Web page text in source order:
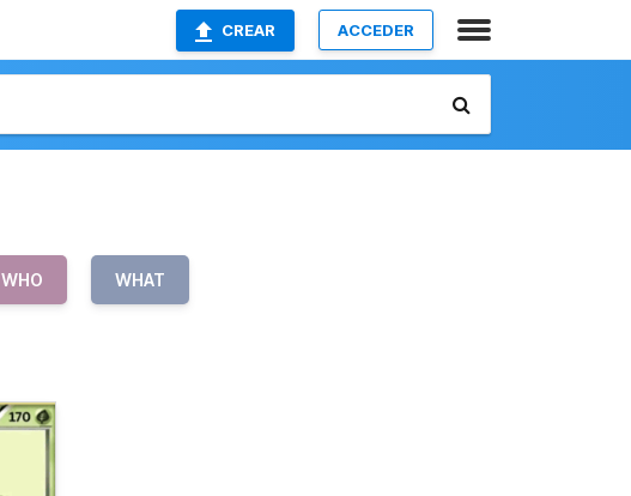
CREAR ACCEDER
WHO WHAT